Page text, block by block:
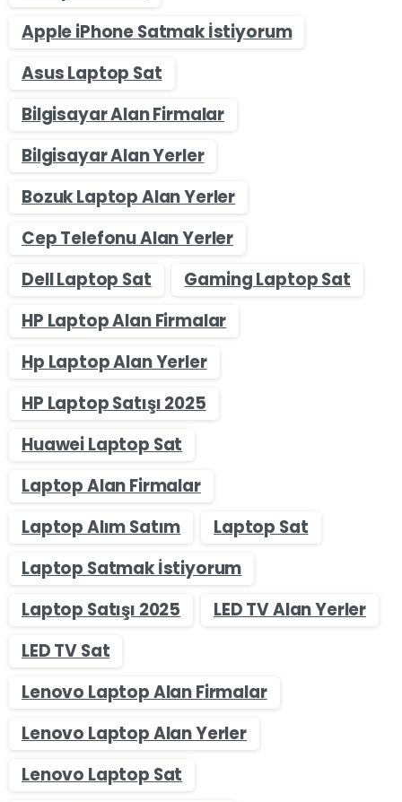
Apple iPhone Satmak İstiyorum
Asus Laptop Sat
Bilgisayar Alan Firmalar
Bilgisayar Alan Yerler
Bozuk Laptop Alan Yerler
Cep Telefonu Alan Yerler
Dell Laptop Sat
Gaming Laptop Sat
HP Laptop Alan Firmalar
Hp Laptop Alan Yerler
HP Laptop Satışı 2025
Huawei Laptop Sat
Laptop Alan Firmalar
Laptop Alım Satım
Laptop Sat
Laptop Satmak İstiyorum
Laptop Satışı 2025
LED TV Alan Yerler
LED TV Sat
Lenovo Laptop Alan Firmalar
Lenovo Laptop Alan Yerler
Lenovo Laptop Sat